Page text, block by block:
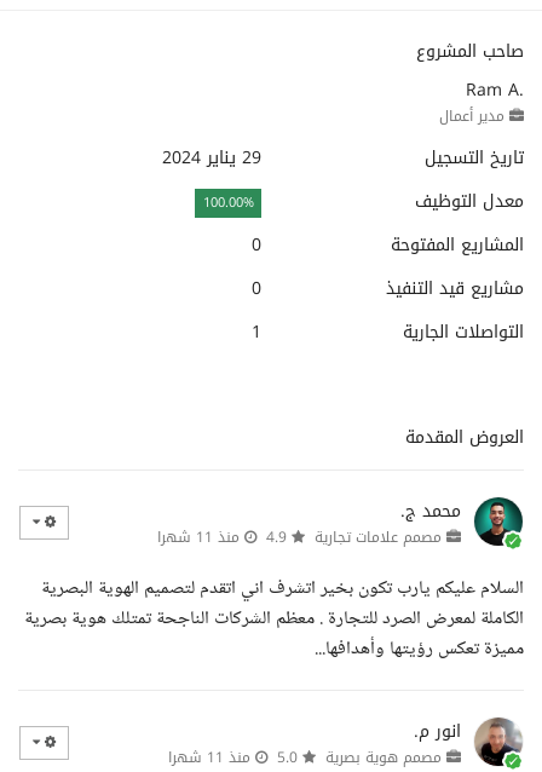
صاحب المشروع
Ram A.
مدير أعمال
تاريخ التسجيل
29 يناير 2024
معدل التوظيف
100.00%
المشاريع المفتوحة
0
مشاريع قيد التنفيذ
0
التواصلات الجارية
1
العروض المقدمة
محمد ج.
مصمم علامات تجارية منذ 11 شهرا
السلام عليكم يارب تكون بخير اتشرف اني اتقدم لتصميم الهوية البصرية
الكاملة لمعرض الصرد للتجارة . معظم الشركات الناجحة تمتلك هوية بصرية
مميزة تعكس رؤيتها وأهدافها...
انور م.
مصمم هوية بصرية منذ 11 شهرا